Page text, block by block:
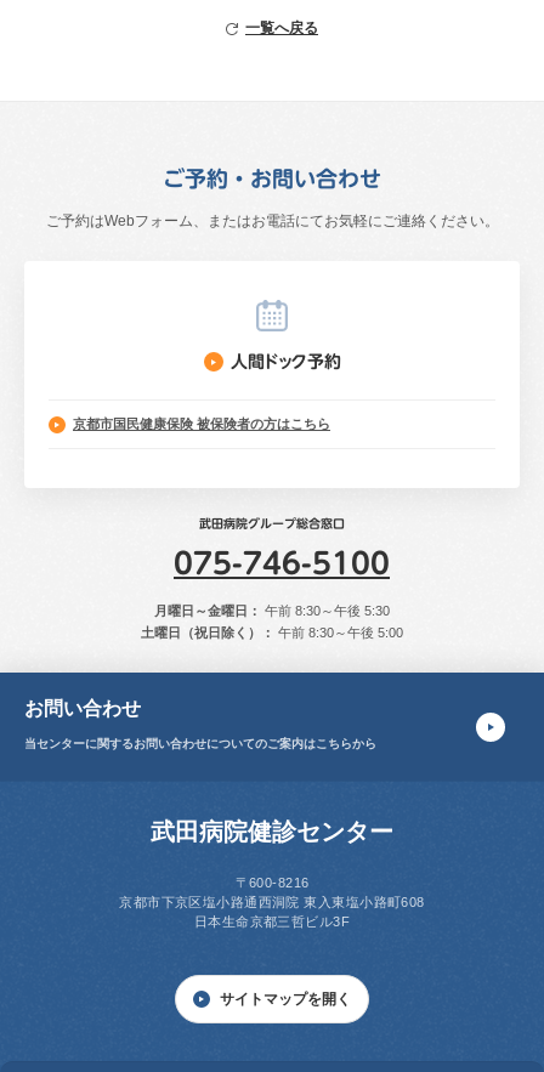
一覧へ戻る
ご予約・お問い合わせ
ご予約はWebフォーム、またはお電話にてお気軽にご連絡ください。
人間ドック予約
京都市国民健康保険 被保険者の方はこちら
武田病院グループ総合窓口
075-746-5100
月曜日～金曜日： 午前 8:30～午後 5:30
土曜日（祝日除く）： 午前 8:30～午後 5:00
お問い合わせ
当センターに関するお問い合わせについてのご案内はこちらから
武田病院健診センター
〒600-8216
京都市下京区塩小路通西洞院東入東塩小路町608
日本生命京都三哲ビル3F
サイトマップを開く